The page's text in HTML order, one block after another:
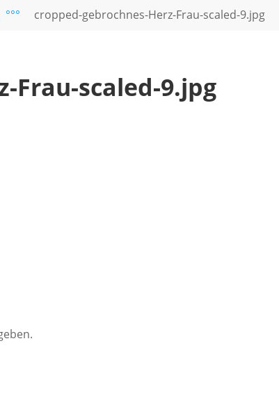
°°° cropped-gebrochnes-Herz-Frau-scaled-9.jpg
Frau-scaled-9.jpg